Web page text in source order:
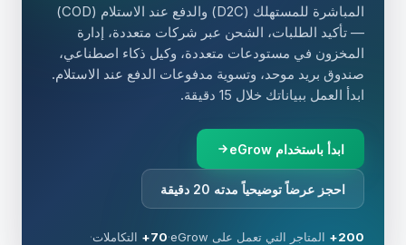
المباشرة للمستهلك (D2C) والدفع عند الاستلام (COD)
— تأكيد الطلبات، الشحن عبر شركات متعددة، إدارة
المخزون في مستودعات متعددة، وكيل ذكاء اصطناعي،
صندوق بريد موحد، وتسوية مدفوعات الدفع عند الاستلام.
ابدأ العمل ببياناتك خلال 15 دقيقة.
ابدأ باستخدام eGrow
احجز عرضاً توضيحياً مدته 20 دقيقة
200+ المتاجر التي تعمل على eGrow ·
70+ التكاملات·